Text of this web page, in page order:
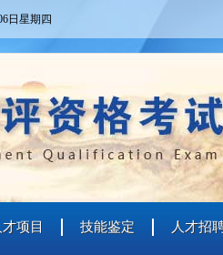
日 星期四
才项目 技能鉴定 人才招